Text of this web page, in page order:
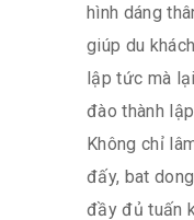
hình dáng
giúp du
lập tức mà
đào thành
Không chỉ
đấy, bat
đầy đủ tuấn